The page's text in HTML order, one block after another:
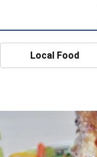
Local Food